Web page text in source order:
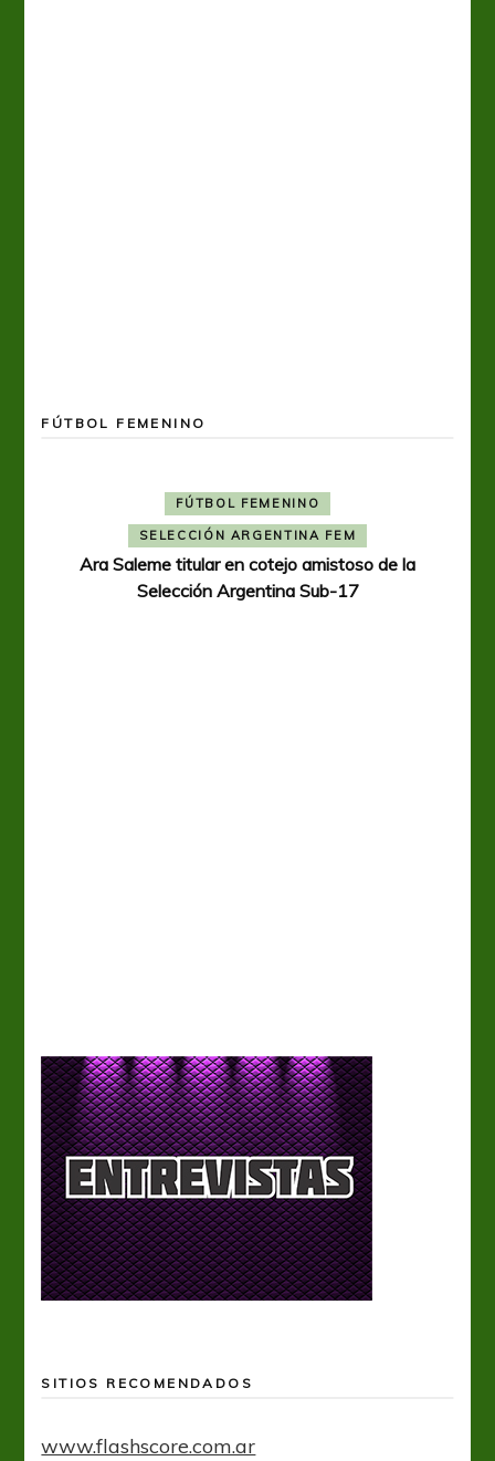
FÚTBOL FEMENINO
FÚTBOL FEMENINO
SELECCIÓN ARGENTINA FEM
Ara Saleme titular en cotejo amistoso de la
Selección Argentina Sub-17
SITIOS RECOMENDADOS
www.flashscore.com.ar